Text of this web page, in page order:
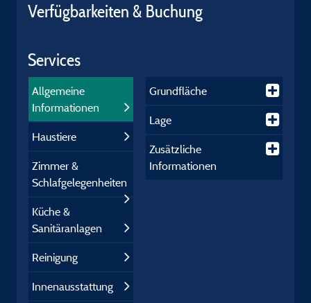
Verfügbarkeiten & Buchung
Services
Allgemeine
Informationen
Haustiere
Zimmer &
Schlafgelegenheiten
Küche &
Sanitäranlagen
Reinigung
Innenausstattung
Grundfläche
Lage
Zusätzliche
Informationen